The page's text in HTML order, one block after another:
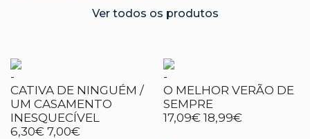
Ver todos os produtos
-
CATIVA DE NINGUÉM /
UM CASAMENTO
INESQUECÍVEL
6,30€ 7,00€
-
O MELHOR VERÃO DE
SEMPRE
17,09€ 18,99€